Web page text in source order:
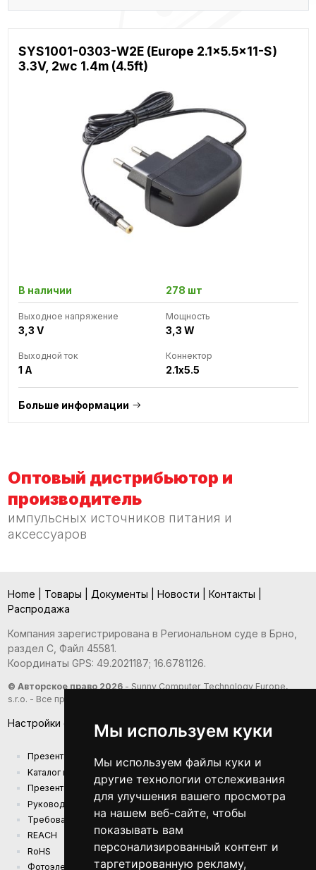
Мы используем куки
Мы используем файлы куки и
другие технологии отслеживания
для улучшения вашего просмотра
на нашем веб-сайте, чтобы
показывать вам
персонализированный контент и
таргетированную рекламу,
SYS1001-0303-W2E (Europe 2.1x5.5x11-S)
3.3V, 2wc 1.4m (4.5ft)
В наличии 278 шт
Выходное напряжение
3,3 V
Мощность
3,3 W
Выходной ток
1 A
Коннектор
2.1x5.5
Больше информации
Оптовый дистрибьютор и
производитель
импульсных источников питания и
аксессуаров
Home Товары Документы Новости Контакты
Распродажа
Компания зарегистрирована в Региональном суде в Брно,
раздел С, Файл 45581.
Координаты GPS: 49.2021187; 16.6781126.
© Авторское право 2026- Sunny Computer Technology Europe,
s.r.o. - Все права защищены
Настройки файлов cookie
Презентация компании
Kаталог продукции
Презентационный каталог
Руководства
Требования к экодизайну (EU) 2019/1782
REACH
RoHS
Фотоэлектрическая электростанция